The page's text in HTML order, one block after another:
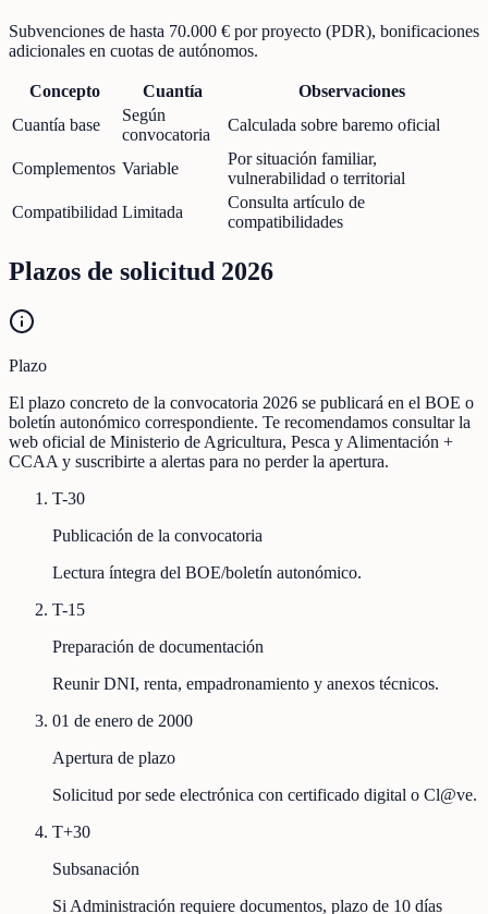
Subvenciones de hasta 70.000 € por proyecto (PDR), bonificaciones
adicionales en cuotas de autónomos.
Concepto Cuantía
Observaciones
Cuantía base
Según
convocatoria
Calculada sobre baremo oficial
Complementos Variable
Por situación familiar,
vulnerabilidad o territorial
Compatibilidad Limitada
Consulta artículo de
compatibilidades
Plazos de solicitud 2026
Plazo
El plazo concreto de la convocatoria 2026 se publicará en el BOE o
boletín autonómico correspondiente. Te recomendamos consultar la
web oficial de Ministerio de Agricultura, Pesca y Alimentación +
CCAA y suscribirte a alertas para no perder la apertura.
T-30
Publicación de la convocatoria
Lectura íntegra del BOE/boletín autonómico.
T-15
Preparación de documentación
Reunir DNI, renta, empadronamiento y anexos técnicos.
01 de enero de 2000
Apertura de plazo
Solicitud por sede electrónica con certificado digital o Cl@ve.
T+30
Subsanación
Si Administración requiere documentos, plazo de 10 días